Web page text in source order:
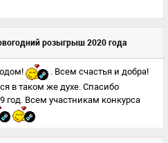
розыгрыш 2020 года
. Всем счастья и добра!
в таком же духе. Спасибо
год. Всем участникам конкурса